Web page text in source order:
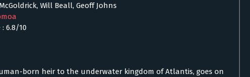
Will Beall, Geoff Johns
6.8/10
born heir to the underwater kingdom of Atlantis, goes on